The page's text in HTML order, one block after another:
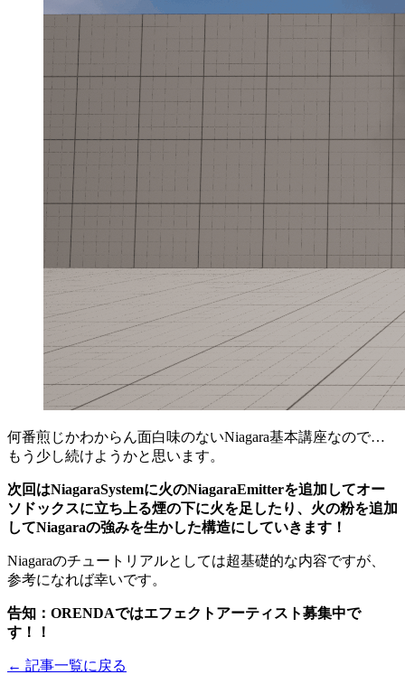
何番煎じかわからん面白味のないNiagara基本講座なので…
もう少し続けようかと思います。
次回はNiagaraSystemに火のNiagaraEmitterを追加してオー
ソドックスに立ち上る煙の下に火を足したり、火の粉を追加
してNiagaraの強みを生かした構造にしていきます！
Niagaraのチュートリアルとしては超基礎的な内容ですが、
参考になれば幸いです。
告知：ORENDAではエフェクトアーティスト募集中で
す！！
← 記事一覧に戻る